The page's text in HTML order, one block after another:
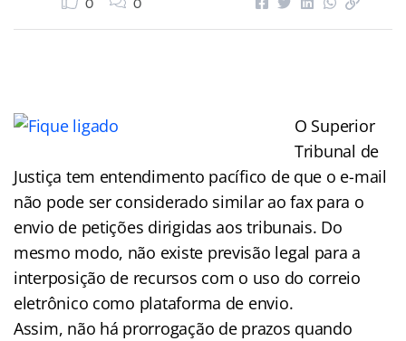
0 0
O Superior
Tribunal de
Justiça tem entendimento pacífico de que o e-mail
não pode ser considerado similar ao fax para o
envio de petições dirigidas aos tribunais. Do
mesmo modo, não existe previsão legal para a
interposição de recursos com o uso do correio
eletrônico como plataforma de envio.
Assim, não há prorrogação de prazos quando